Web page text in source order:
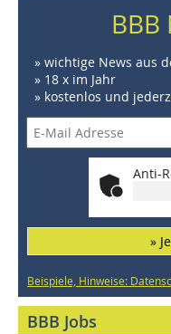
» wichtige News aus
» 18 x im Jahr
» kostenlos und
Anti-
»
Beispiele, Hinweise:
BBB Jobs